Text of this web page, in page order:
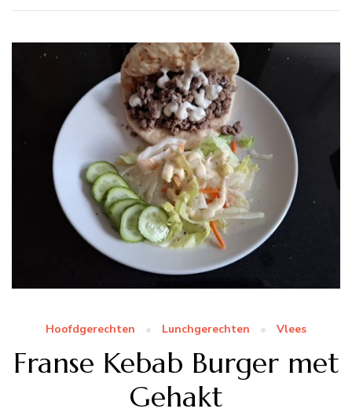
Hoofdgerechten Lunchgerechten Vlees
Franse Kebab Burger met
Gehakt